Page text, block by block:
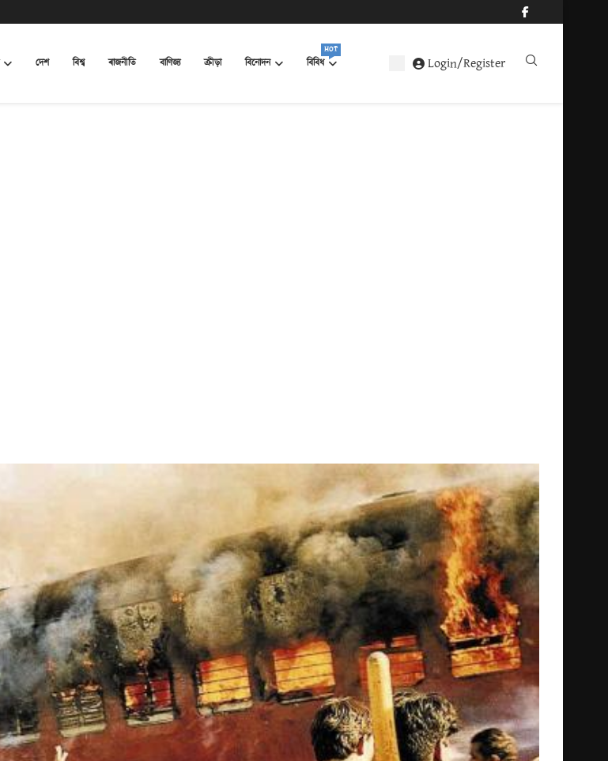
দেশ বিশ্ব ৰাজনীতি বাণিজ্য ক্ৰীড়া বিনোদন বিবিধ
HOT
Login/Register